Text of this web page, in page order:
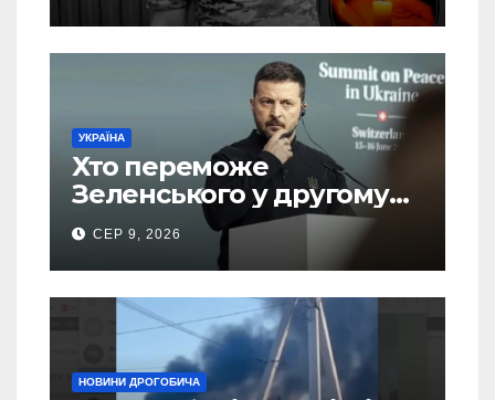
УКРАЇНА
Хто переможе
Зеленського у другому
турі виборів президента
України – новий рейтинг
SOCIS
СЕР 9, 2026
НОВИНИ ДРОГОБИЧА